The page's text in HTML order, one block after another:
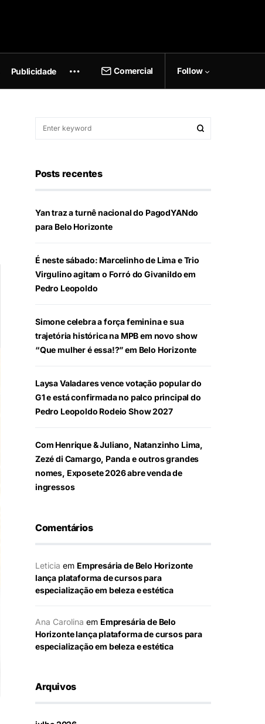
Publicidade Comercial Follow
Posts recentes
Yan traz a turnê nacional do PagodYANdo
para Belo Horizonte
É neste sábado: Marcelinho de Lima e Trio
Virgulino agitam o Forró do Givanildo em
Pedro Leopoldo
Simone celebra a força feminina e sua
trajetória histórica na MPB em novo show
“Que mulher é essa!?” em Belo Horizonte
Laysa Valadares vence votação popular do
G1 e está confirmada no palco principal do
Pedro Leopoldo Rodeio Show 2027
Com Henrique & Juliano, Natanzinho Lima,
Zezé di Camargo, Panda e outros grandes
nomes, Exposete 2026 abre venda de
ingressos
Comentários
Leticia em Empresária de Belo Horizonte
lança plataforma de cursos para
especialização em beleza e estética
Ana Carolina em Empresária de Belo
Horizonte lança plataforma de cursos para
especialização em beleza e estética
Arquivos